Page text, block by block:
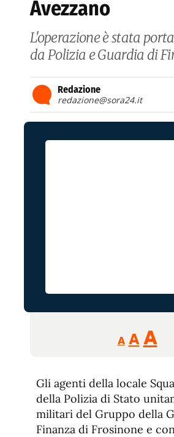
Avezzano
L'operazione è stata
da Polizia e Guardia di
Redazione
redazione@sora24.it
A
Reducir
tamaño
A
de
A
Gli agenti della locale
della Polizia di Stato
militari del Gruppo della
Finanza di Frosinone e